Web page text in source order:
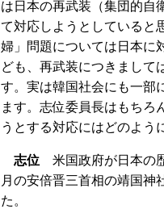
は日本の再武装（集団的自
て対応しようとしていると
婦」問題については日本に
ども、再武装につきまして
す。実は韓国社会にも一部
ます。志位委員長はもちろ
うとする対応にはどのよう
志位 米国政府が日本の
月の安倍晋三首相の靖国神
た。